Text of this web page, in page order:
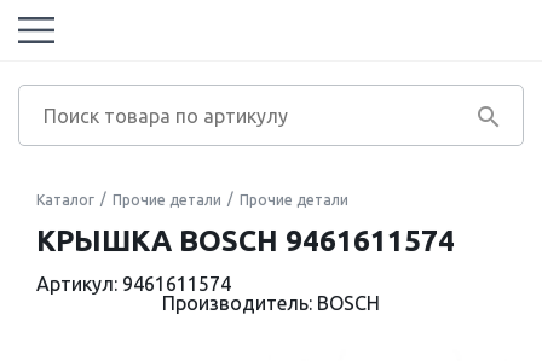
Каталог Прочие детали Прочие детали
КРЫШКА BOSCH 9461611574
Артикул: 9461611574
Производитель: BOSCH